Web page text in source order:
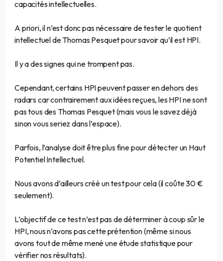
capacités intellectuelles.
A priori, il n’est donc pas nécessaire de tester le quotient
intellectuel de Thomas Pesquet pour savoir qu’il est HPI.
Il y a des signes qui ne trompent pas.
Cependant, certains HPI peuvent passer en dehors des
radars car contrairement aux idées reçues, les HPI ne sont
pas tous des Thomas Pesquet (mais vous le savez déjà
sinon vous seriez dans l’espace).
Parfois, l’analyse doit être plus fine pour détecter un Haut
Potentiel Intellectuel.
Nous avons d’ailleurs créé un test pour cela (il coûte 30 €
seulement).
L’objectif de ce test n’est pas de déterminer à coup sûr le
HPI, nous n’avons pas cette prétention (même si nous
avons tout de même mené une étude statistique pour
vérifier nos résultats).